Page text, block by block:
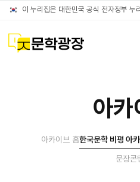
이 누리집은 대한민국 공식 전자정부 누
문학광장
아카
아카이브 홈한국문학 비평 아
문장콘